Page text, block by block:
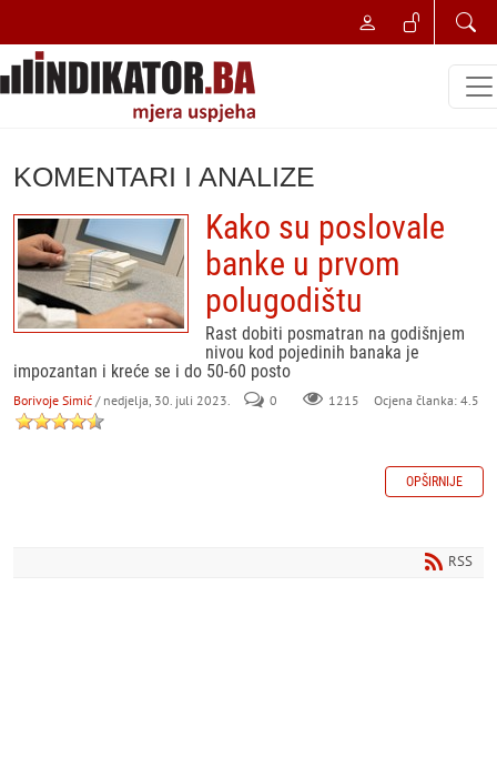
KOMENTARI I ANALIZE
Kako su poslovale
banke u prvom
polugodištu
Rast dobiti posmatran na godišnjem
nivou kod pojedinih banaka je
impozantan i kreće se i do 50-60 posto
Borivoje Simić / nedjelja, 30. juli 2023. 0 1215 Ocjena članka: 4.5
OPŠIRNIJE
RSS